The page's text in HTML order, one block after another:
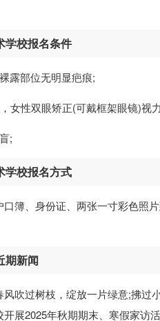
学校报名条件
露部位无明显疤痕;
女性双眼矫正(可戴框架眼镜)视
;
学校报名方式
簿、身份证、两张一寸彩色照
期新闻
吹过树枝，绽放一片绿意;拂
展2025年秋期期末、寒假家访活